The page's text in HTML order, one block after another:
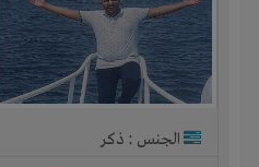
الجنس : ذكر